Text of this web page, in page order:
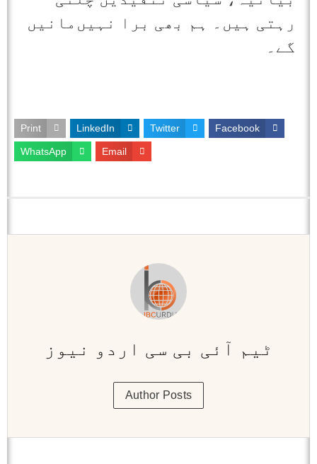
رہتی ہیں۔ ہم بھی برا نہیں‌مانیں
گے۔
Facebook
Twitter
LinkedIn
Print
Email
WhatsApp
ٹیم آئی بی سی اردو نیوز
Author Posts